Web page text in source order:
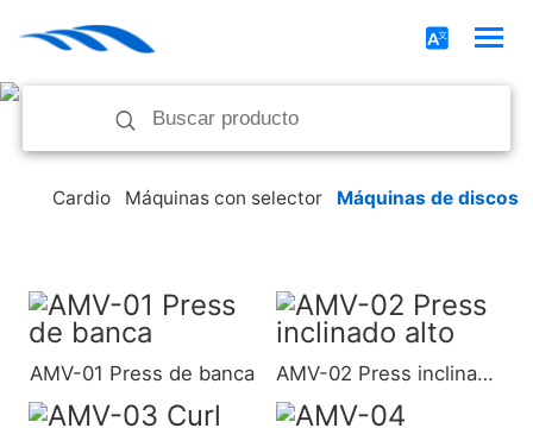
Cardio Máquinas con selector Máquinas de discos
AMV-01 Press de banca AMV-02 Press inclinado alto